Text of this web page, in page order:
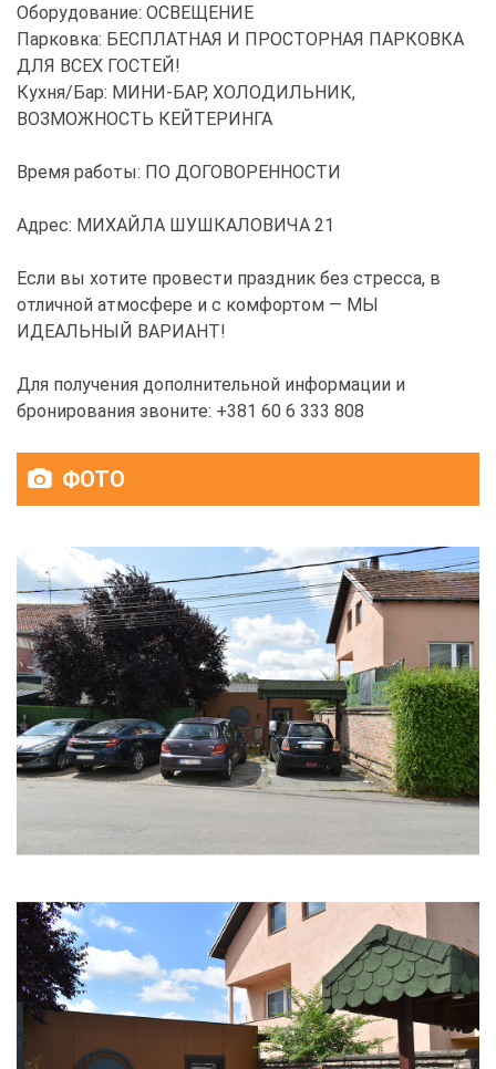
Оборудование: ОСВЕЩЕНИЕ
Парковка: БЕСПЛАТНАЯ И ПРОСТОРНАЯ ПАРКОВКА
ДЛЯ ВСЕХ ГОСТЕЙ!
Кухня/Бар: МИНИ-БАР, ХОЛОДИЛЬНИК,
ВОЗМОЖНОСТЬ КЕЙТЕРИНГА
Время работы: ПО ДОГОВОРЕННОСТИ
Адрес: МИХАЙЛА ШУШКАЛОВИЧА 21
Если вы хотите провести праздник без стресса, в
отличной атмосфере и с комфортом — МЫ
ИДЕАЛЬНЫЙ ВАРИАНТ!
Для получения дополнительной информации и
бронирования звоните: +381 60 6 333 808
ФОТО